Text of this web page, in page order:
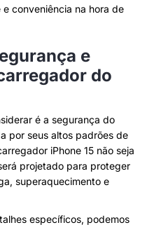
conveniência na hora de
e
do
é a segurança do
por seus altos padrões de
iPhone 15 não seja
projetado para proteger
superaquecimento e
específicos, podemos